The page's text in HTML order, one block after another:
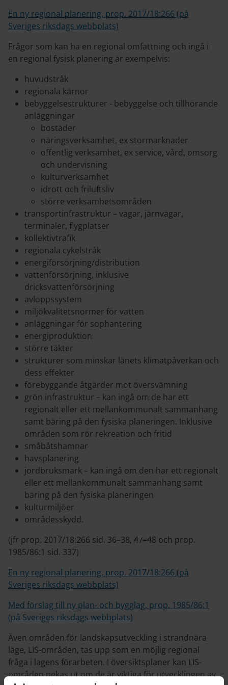
En ny regional planering, prop. 2017/18:266 (på
Sveriges riksdags webbplats)
Frågor som kan ha en regional omfattning och ingå i
en regional fysisk planering är exempelvis:
huvudstråk
regionala kärnor
bebyggelsestrukturer - bebyggelse och tillhörande
anläggningar
bostäder
näringsverksamhet, ex stormarknader
offentlig verksamhet, ex service, vård, omsorg
och undervisning
kulturverksamhet
idrott och friluftsliv
större verksamhetsområden
transportinfrastruktur – vägar, järnvägar,
terminaler, flygplatser
kollektivtrafik
regionala cykelstråk
energiförsörjning/distribution
vattenförsörjning, inklusive
dricksvattenförsörjning
avloppssystem
miljökvalitetsnormer för vatten
anläggningar för sophantering
energiproduktion
större täkter
strukturer som minskar länets klimatpåverkan och
dess effekter
förebyggande åtgärder mot översvämning
grön infrastruktur – kan ingå om de har ett
regionalt eller ett mellankommunalt sammanhang
samt bäring på den fysiska planeringen. Inklusive
områden som rör rekreation och fritid
småbåtshamnar
havsplanering
jordbruksmark – kan ingå om den har ett regionalt
eller ett mellankommunalt sammanhang samt
bäring på den fysiska planeringen
kulturmiljöer
områdesskydd.
(jfr prop. 2017/18:266 sid. 36–38, 47–48 och prop.
1985/86:1 sid. 337)
En ny regional planering, prop. 2017/18:266 (på
Sveriges riksdags webbplats)
Med förslag till ny plan- och bygglag, prop. 1985/86:1
(på Sveriges riksdags webbplats)
Även områden för landskapsutveckling i strandnära
läge, LIS-områden, tas upp som en möjlig regional
fråga i lagens förarbeten. I översiktsplaner kan LIS-
områden pekas ut om de är viktiga för utvecklingen av